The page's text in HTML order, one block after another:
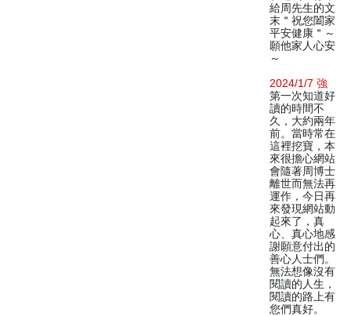
給周先生的文
末＂祝您闔家
平安健康＂～
願他家人心安
～
2024/1/7 強
第一次知道好
讀的時間不
久，大約兩年
前。當時常在
這裡挖寶，本
來很擔心網站
會隨著周博士
離世而無法再
運作，今日再
來發現網站動
起來了，真
心、真心地感
謝願意付出的
善心人士們。
無法想像沒有
閱讀的人生，
閱讀的路上有
您們真好。